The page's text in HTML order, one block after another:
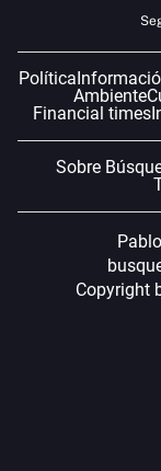
Política
Ambiente
Financial times
Sobre
Copyright